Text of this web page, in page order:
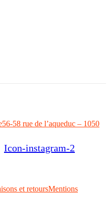
56-58 rue de l’aqueduc – 1050
Icon-instagram-2
et retoursMentions